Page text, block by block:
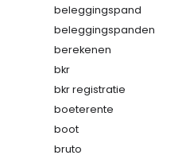
beleggingspand
beleggingspanden
berekenen
bkr
bkr registratie
boeterente
boot
bruto